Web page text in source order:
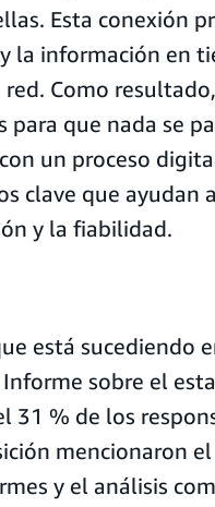
Esta conexión
la información en
Como
que nada se
un proceso
clave que ayudan a
y la fiabilidad.
está sucediendo
sobre el
31 % de los
mencionaron el
y el análisis